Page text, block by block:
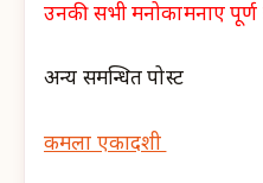
उनकी सभी मनोकामनाए पूर्ण
अन्य समन्धित पोस्ट
कमला एकादशी